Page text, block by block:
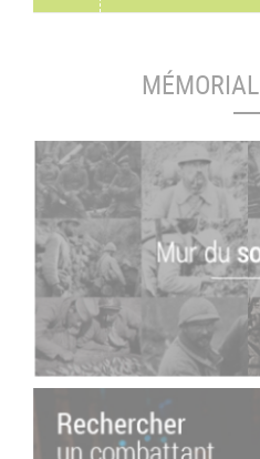
MÉMORIAL